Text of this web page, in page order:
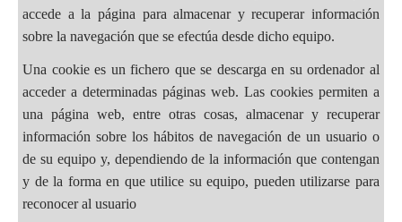
accede a la página para almacenar y recuperar información
sobre la navegación que se efectúa desde dicho equipo.
Una cookie es un fichero que se descarga en su ordenador al
acceder a determinadas páginas web. Las cookies permiten a
una página web, entre otras cosas, almacenar y recuperar
información sobre los hábitos de navegación de un usuario o
de su equipo y, dependiendo de la información que contengan
y de la forma en que utilice su equipo, pueden utilizarse para
reconocer al usuario